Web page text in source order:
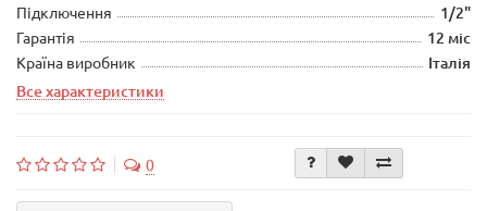
Підключення 1/2"
Гарантія 12 міс
Країна виробник
Італія
Все характеристики
0